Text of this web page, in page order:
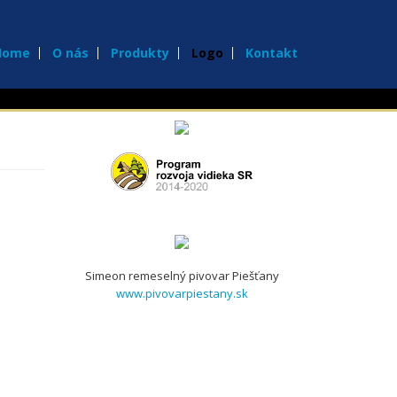
O nás Produkty Logo Kontakt
Simeon remeselný pivovar Piešťany
www.pivovarpiestany.sk